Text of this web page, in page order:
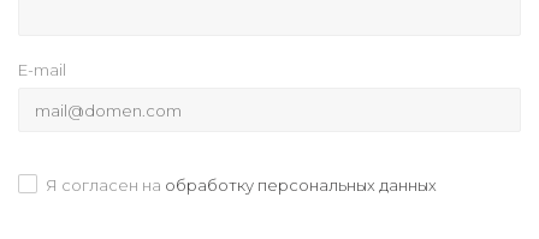
E-mail
Я согласен на обработку персональных данных